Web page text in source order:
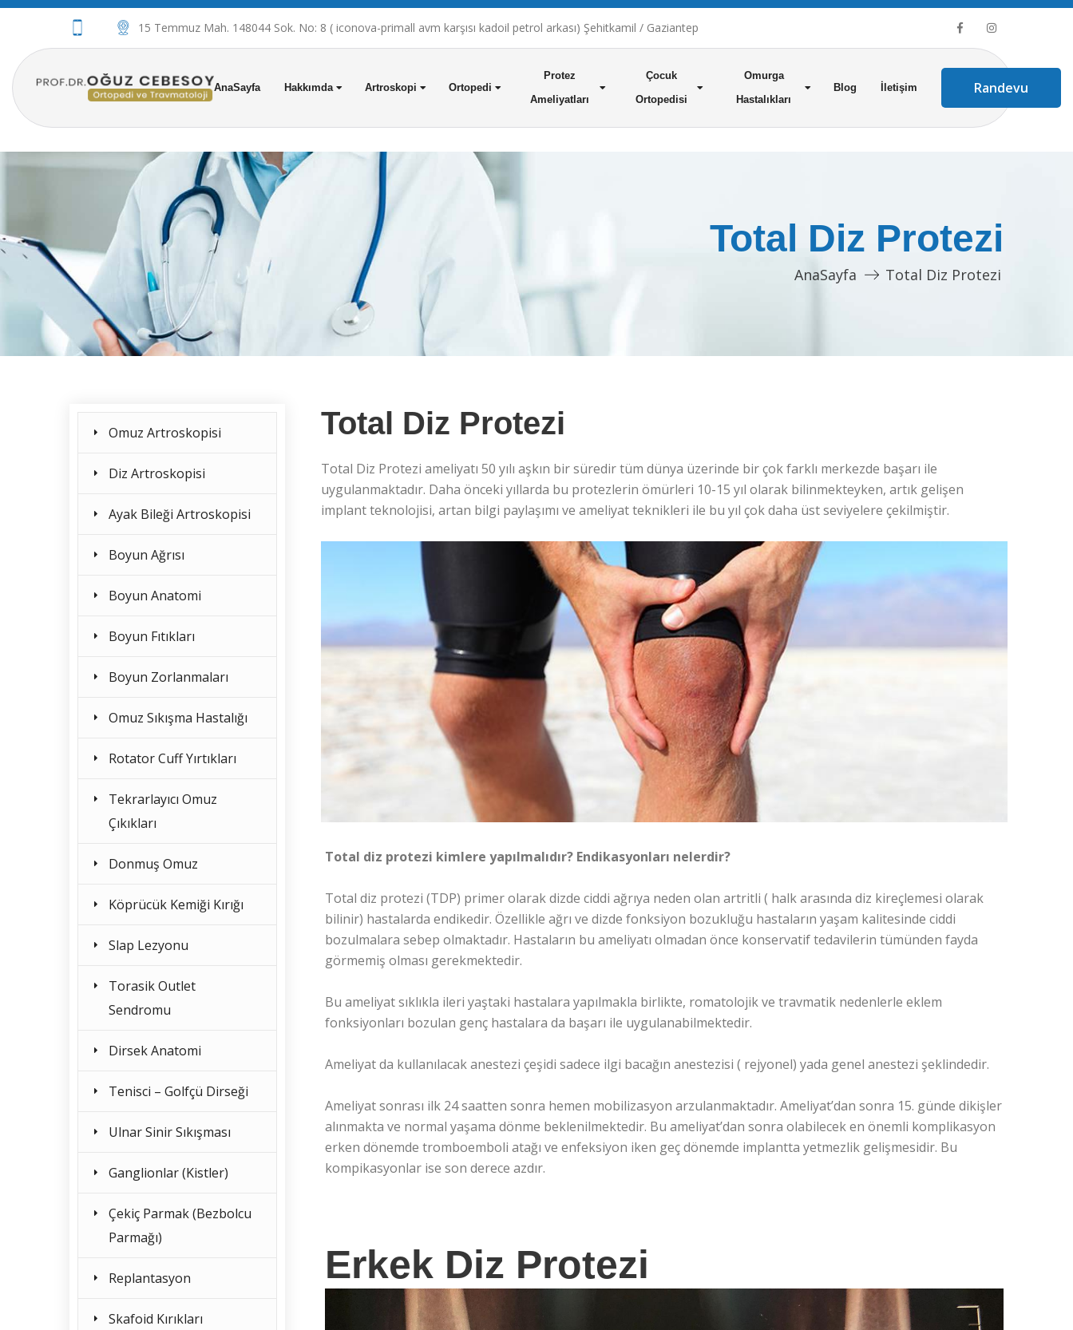
15 Temmuz Mah. 148044 Sok. No: 8 ( iconova-primall avm karşısı kadoil petrol arkası) Şehitkamil / Gaziantep
AnaSayfa Hakkımda Artroskopi Ortopedi
Protez
Ameliyatları
Çocuk
Ortopedisi
Omurga
Hastalıkları
Blog İletişim Randevu
Total Diz Protezi
AnaSayfa Total Diz Protezi
Total Diz Protezi
Total Diz Protezi ameliyatı 50 yılı aşkın bir süredir tüm dünya üzerinde bir çok farklı merkezde başarı ile
uygulanmaktadır. Daha önceki yıllarda bu protezlerin ömürleri 10-15 yıl olarak bilinmekteyken, artık gelişen
implant teknolojisi, artan bilgi paylaşımı ve ameliyat teknikleri ile bu yıl çok daha üst seviyelere çekilmiştir.
Total diz protezi kimlere yapılmalıdır? Endikasyonları nelerdir?
Total diz protezi (TDP) primer olarak dizde ciddi ağrıya neden olan artritli ( halk arasında diz kireçlemesi olarak
bilinir) hastalarda endikedir. Özellikle ağrı ve dizde fonksiyon bozukluğu hastaların yaşam kalitesinde ciddi
bozulmalara sebep olmaktadır. Hastaların bu ameliyatı olmadan önce konservatif tedavilerin tümünden fayda
görmemiş olması gerekmektedir.
Bu ameliyat sıklıkla ileri yaştaki hastalara yapılmakla birlikte, romatolojik ve travmatik nedenlerle eklem
fonksiyonları bozulan genç hastalara da başarı ile uygulanabilmektedir.
Ameliyat da kullanılacak anestezi çeşidi sadece ilgi bacağın anestezisi ( rejyonel) yada genel anestezi şeklindedir.
Ameliyat sonrası ilk 24 saatten sonra hemen mobilizasyon arzulanmaktadır. Ameliyat’dan sonra 15. günde dikişler
alınmakta ve normal yaşama dönme beklenilmektedir. Bu ameliyat’dan sonra olabilecek en önemli komplikasyon
erken dönemde tromboemboli atağı ve enfeksiyon iken geç dönemde implantta yetmezlik gelişmesidir. Bu
kompikasyonlar ise son derece azdır.
Erkek Diz Protezi
Omuz Artroskopisi
Diz Artroskopisi
Ayak Bileği Artroskopisi
Boyun Ağrısı
Boyun Anatomi
Boyun Fıtıkları
Boyun Zorlanmaları
Omuz Sıkışma Hastalığı
Rotator Cuff Yırtıkları
Tekrarlayıcı Omuz
Çıkıkları
Donmuş Omuz
Köprücük Kemiği Kırığı
Slap Lezyonu
Torasik Outlet
Sendromu
Dirsek Anatomi
Tenisci – Golfçü Dirseği
Ulnar Sinir Sıkışması
Ganglionlar (Kistler)
Çekiç Parmak (Bezbolcu
Parmağı)
Replantasyon
Skafoid Kırıkları